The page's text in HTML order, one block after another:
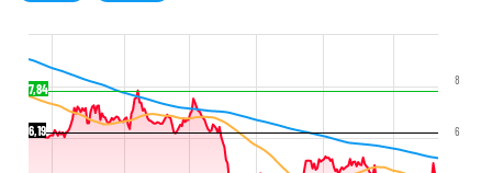
6
8
6,19
7,84